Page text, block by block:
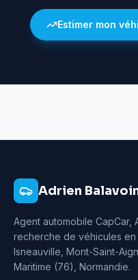
Estimer mon
Adrien
Agent automobile CapCar,
recherche de véhicules en
Isneauville, Mont-Saint-
Maritime (76), Normandie.